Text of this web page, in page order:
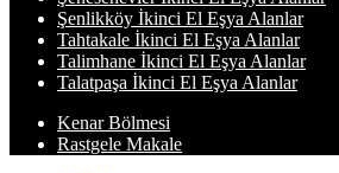
Şenlikköy İkinci El Eşya Alanlar
Tahtakale İkinci El Eşya Alanlar
Talimhane İkinci El Eşya Alanlar
Talatpaşa İkinci El Eşya Alanlar
Kenar Bölmesi
Rastgele Makale